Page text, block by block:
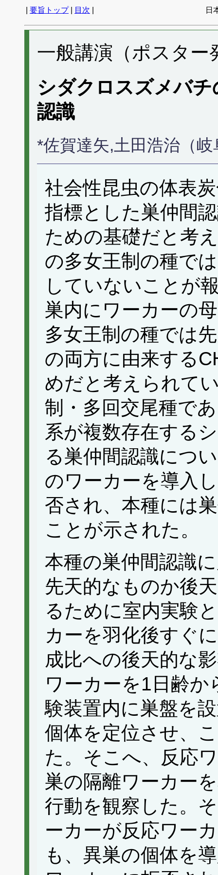
要旨トップ| 目次 日
一般講演（ポスター
シダクロスズメバ
認識
*佐賀達矢,土田浩治（
社会性昆虫の体表
指標とした巣仲間
ための基礎だと考
の多女王制の種で
していないことが
巣内にワーカーの
多女王制の種では
の両方に由来する
めだと考えられて
制・多回交尾種で
系が複数存在する
る巣仲間認識につ
のワーカーを導入
否され、本種には
ことが示された。
本種の巣仲間認識
先天的なものか後
るために室内実験
カーを羽化後すぐ
成比への後天的な
ワーカーを1日齢
験装置内に巣盤を
個体を定位させ、
た。そこへ、反応
巣の隔離ワーカー
行動を観察した。
ーカーが反応ワー
も、異巣の個体を